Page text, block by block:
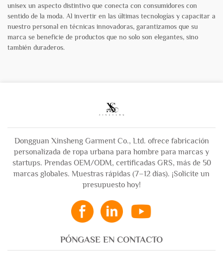
unisex un aspecto distintivo que conecta con consumidores con
sentido de la moda. Al invertir en las últimas tecnologías y capacitar a
nuestro personal en técnicas innovadoras, garantizamos que su
marca se beneficie de productos que no solo son elegantes, sino
también duraderos.
Dongguan Xinsheng Garment Co., Ltd. ofrece fabricación
personalizada de ropa urbana para hombre para marcas y
startups. Prendas OEM/ODM, certificadas GRS, más de 50
marcas globales. Muestras rápidas (7–12 días). ¡Solicite un
presupuesto hoy!
PÓNGASE EN CONTACTO